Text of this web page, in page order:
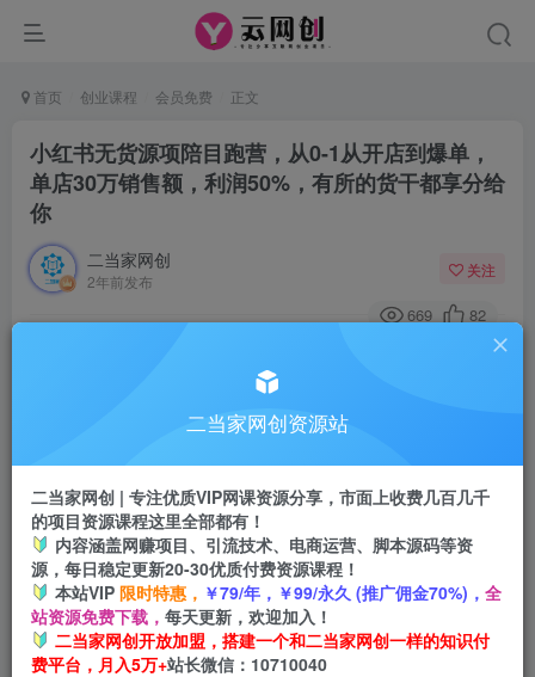
首页 创业课程 会员免费 正文
小红书无货源项陪目‬跑营，从0-1从开店到爆单，
单店30万销售额，利润50%，有所‬的货干‬都享分‬给
你
二当家网创
2年前发布
关注
669 82
此内容为付费阅读，请付费后查看
￥9.9￥99
会员免费
登录购买
二当家网创资源站
二当家网创 | 专注优质VIP网课资源分享，市面上收费几百几千
的项目资源课程这里全部都有！
内容涵盖网赚项目、引流技术、电商运营、脚本源码等资
源，每日稳定更新20-30优质付费资源课程！
本站VIP 限时特惠， ￥79/年，￥99/永久 (推广佣金70%)， 全
站资源免费下载， 每天更新，欢迎加入！
二当家网创开放加盟，搭建一个和二当家网创一样的知识付
费平台，月入5万+站长微信：10710040